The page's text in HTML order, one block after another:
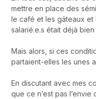
mettre en place des
le café et les gâteaux et
salarié.e.s était déjà bien
Mais alors, si ces
partaient-elles les unes
En discutant avec mes
que ce n’est pas